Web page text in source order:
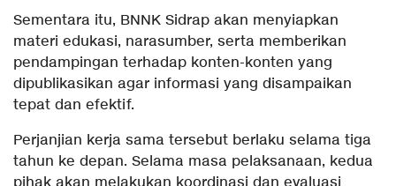
Sementara itu, BNNK Sidrap akan menyiapkan
materi edukasi, narasumber, serta memberikan
pendampingan terhadap konten-konten yang
dipublikasikan agar informasi yang disampaikan
tepat dan efektif.
Perjanjian kerja sama tersebut berlaku selama tiga
tahun ke depan. Selama masa pelaksanaan, kedua